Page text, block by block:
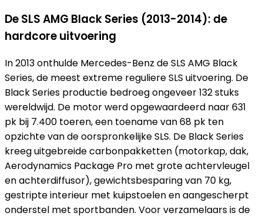
De SLS AMG Black Series (2013-2014): de
hardcore uitvoering
In 2013 onthulde Mercedes-Benz de SLS AMG Black
Series, de meest extreme reguliere SLS uitvoering. De
Black Series productie bedroeg ongeveer 132 stuks
wereldwijd. De motor werd opgewaardeerd naar 631
pk bij 7.400 toeren, een toename van 68 pk ten
opzichte van de oorspronkelijke SLS. De Black Series
kreeg uitgebreide carbonpakketten (motorkap, dak,
Aerodynamics Package Pro met grote achtervleugel
en achterdiffusor), gewichtsbesparing van 70 kg,
gestripte interieur met kuipstoelen en aangescherpt
onderstel met sportbanden. Voor verzamelaars is de